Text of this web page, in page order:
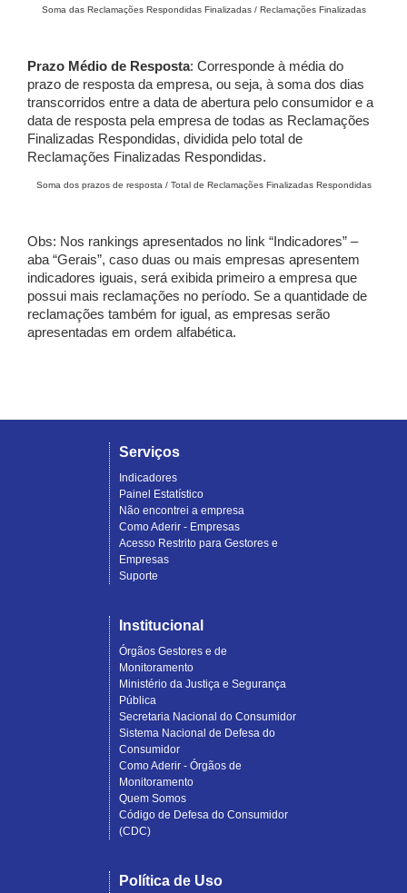
Soma das Reclamações Respondidas Finalizadas / Reclamações Finalizadas
Prazo Médio de Resposta: Corresponde à média do
prazo de resposta da empresa, ou seja, à soma dos dias
transcorridos entre a data de abertura pelo consumidor e a
data de resposta pela empresa de todas as Reclamações
Finalizadas Respondidas, dividida pelo total de
Reclamações Finalizadas Respondidas.
Soma dos prazos de resposta / Total de Reclamações Finalizadas Respondidas
Obs: Nos rankings apresentados no link “Indicadores” –
aba “Gerais”, caso duas ou mais empresas apresentem
indicadores iguais, será exibida primeiro a empresa que
possui mais reclamações no período. Se a quantidade de
reclamações também for igual, as empresas serão
apresentadas em ordem alfabética.
Serviços
Indicadores
Painel Estatístico
Não encontrei a empresa
Como Aderir - Empresas
Acesso Restrito para Gestores e
Empresas
Suporte
Institucional
Órgãos Gestores e de
Monitoramento
Ministério da Justiça e Segurança
Pública
Secretaria Nacional do Consumidor
Sistema Nacional de Defesa do
Consumidor
Como Aderir - Órgãos de
Monitoramento
Quem Somos
Código de Defesa do Consumidor
(CDC)
Política de Uso